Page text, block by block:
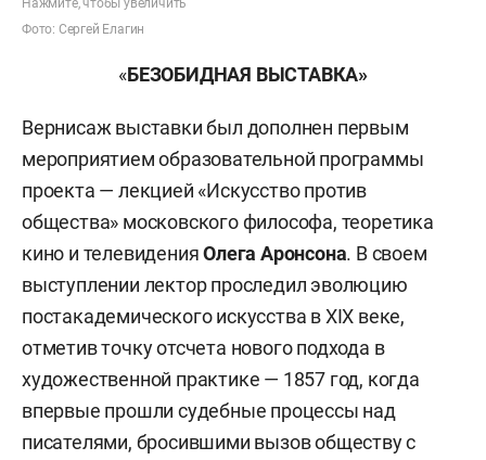
Нажмите, чтобы увеличить
Фото: Сергей Елагин
«БЕЗОБИДНАЯ ВЫСТАВКА»
Вернисаж выставки был дополнен первым
мероприятием образовательной программы
проекта — лекцией «Искусство против
общества» московского философа, теоретика
кино и телевиденияОлега Аронсона. В своем
выступлении лектор проследил эволюцию
постакадемического искусства в XIX веке,
отметив точку отсчета нового подхода в
художественной практике — 1857 год, когда
впервые прошли судебные процессы над
писателями, бросившими вызов обществу с